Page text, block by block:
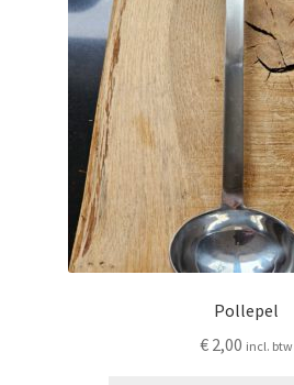
Pollepel
€2,00 incl. btw